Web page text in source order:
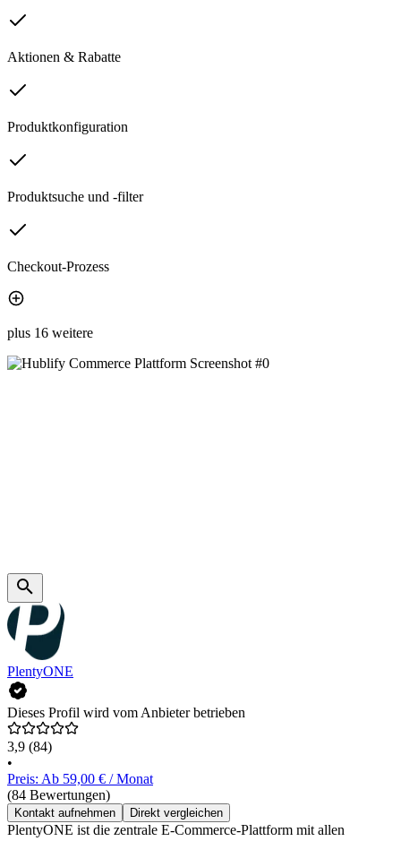
Aktionen & Rabatte
Produktkonfiguration
Produktsuche und -filter
Checkout-Prozess
plus 16 weitere
PlentyONE
Dieses Profil wird vom Anbieter betrieben
3,9 (84)
•
Preis: Ab 59,00 € / Monat
(84 Bewertungen)
Kontakt aufnehmen Direkt vergleichen
PlentyONE ist die zentrale E-Commerce-Plattform mit allen